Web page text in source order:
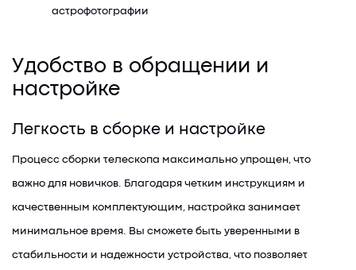
астрофотографии
Удобство в обращении и
настройке
Легкость в сборке и настройке
Процесс сборки телескопа максимально упрощен, что
важно для новичков. Благодаря четким инструкциям и
качественным комплектующим, настройка занимает
минимальное время. Вы сможете быть уверенными в
стабильности и надежности устройства, что позволяет